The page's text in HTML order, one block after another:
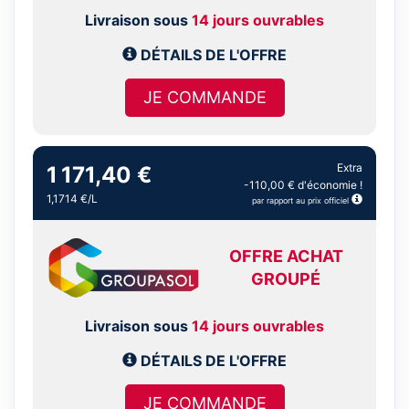
Livraison sous 14 jours ouvrables
DÉTAILS DE L'OFFRE
JE COMMANDE
1 171,40 €
1,1714 €/L
Extra
-110,00 € d'économie !
par rapport au prix officiel
OFFRE ACHAT
GROUPÉ
Livraison sous 14 jours ouvrables
DÉTAILS DE L'OFFRE
JE COMMANDE